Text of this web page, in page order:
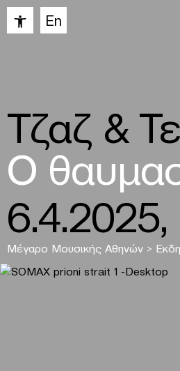
Ανοίξτε τη γραμμή εργαλείων
En
Τζαζ &
Ο
6.4.2025,
Μέγαρο Μουσικής Αθηνών >